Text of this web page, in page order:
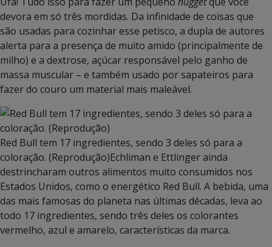
devora em só três mordidas. Da infinidade de coisas que
são usadas para cozinhar esse petisco, a dupla de autores
alerta para a presença de muito amido (principalmente de
milho) e a dextrose, açúcar responsável pelo ganho de
massa muscular – e também usado por sapateiros para
fazer do couro um material mais maleável.
Red Bull tem 17 ingredientes, sendo 3 deles só para a
coloração. (Reprodução)Echliman e Ettlinger ainda
destrincharam outros alimentos muito consumidos nos
Estados Unidos, como o energético Red Bull. A bebida, uma
das mais famosas do planeta nas últimas décadas, leva ao
todo 17 ingredientes, sendo três deles os colorantes
vermelho, azul e amarelo, características da marca.